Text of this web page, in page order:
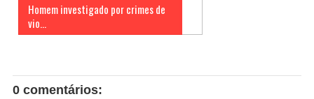
Homem investigado por crimes de
vio...
0 comentários: